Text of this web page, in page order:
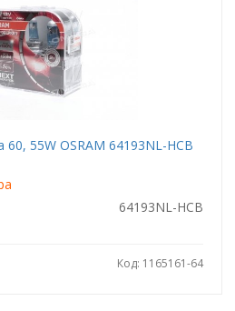
55W OSRAM 64193NL-HCB
64193NL-HCB
Код: 1165161-64